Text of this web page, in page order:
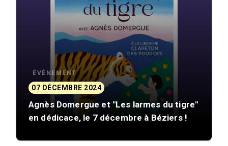
ÉVÈNEMENT
07 DÉCEMBRE 2024
Agnès Domergue et "Les larmes du tigre"
en dédicace, le 7 décembre à Béziers !